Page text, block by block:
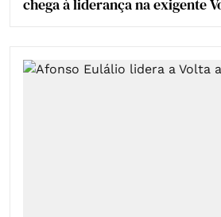
chega à liderança na exigente